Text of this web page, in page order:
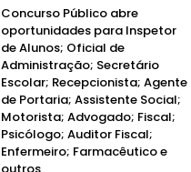
Concurso Público abre
oportunidades para Inspetor
de Alunos; Oficial de
Administração; Secretário
Escolar; Recepcionista; Agente
de Portaria; Assistente Social;
Motorista; Advogado; Fiscal;
Psicólogo; Auditor Fiscal;
Enfermeiro; Farmacêutico e